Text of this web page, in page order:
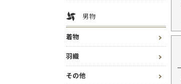
男物
着物
羽織
その他